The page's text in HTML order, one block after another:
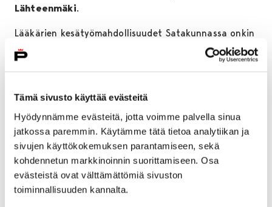
Tämä sivusto käyttää evästeitä
Hyödynnämme evästeitä, jotta voimme palvella sinua
jatkossa paremmin. Käytämme tätä tietoa analytiikan ja
sivujen käyttökokemuksen parantamiseen, sekä
kohdennetun markkinoinnin suorittamiseen. Osa
evästeistä ovat välttämättömiä sivuston
toiminnallisuuden kannalta.
Lähteenmäki.
Lääkärien kesätyömahdollisuudet Satakunnassa onkin
koettu mielekkäinä, sillä esimerkiksi Porin
perusturvassa aiemmin työskennelleistä
kesälääkärin töissä perusturvassa.
– Porin perusturvassa on kehitetty lääkäriksi
kasvamisen urapolkua. Vuonna 2014 luotiin
lääkäriharjoittelijan toimenkuva, jossa lääketieteen
opiskelija tutustuu terveydenhuoltoon ja tulevaan
työkenttäänsä jo ennen pakollisia lääkäriopintoihin
kuuluvia harjoittelujaksoja. Tämä kesätyö on